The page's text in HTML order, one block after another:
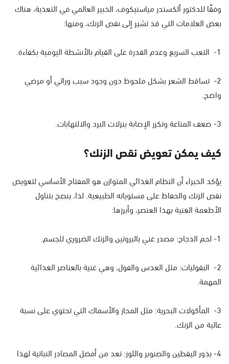
وفقًا للدكتور ألكسندر مياسنيكوف، الخبير العالمي في التعذية، هناك
بعض العلامات التي قد تشير إلى نقص الزنك، ومنها:
1- التعب السريع وعدم القدرة على القيام بالأنشطة اليومية بكفاءة.
2- تساقط الشعر بشكل ملحوظ دون وجود سبب وراثي أو مرضي
واضح.
3- ضعف المناعة وتكرر الإصابة بنزلات البرد والالتهابات.
كيف يمكن تعويض نقص الزنك؟
يؤكد الخبراء أن النظام الغذائي المتوازن هو المفتاح الأساسي لتعويض
نقص الزنك والحفاظ على مستوياته الطبيعية. لذا، ينصح بتناول
الأطعمة الغنية بهذا العنصر، وأبرزها:
1- لحم الدجاج: مصدر غني بالبروتين والزنك الضروري للجسم.
2- البقوليات: مثل العدس والفول، وهي غنية بالعناصر الغذائية
المهمة.
3- المأكولات البحرية: مثل المحار والأسماك التي تحتوي على نسبة
عالية من الزنك.
4- بذور اليقطين والصنوبر واللوز: تعد من أفضل المصادر النباتية لهذا